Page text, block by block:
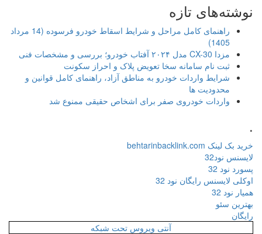
نوشته‌های تازه
راهنمای کامل مراحل و شرایط اسقاط خودرو فرسوده (14 مرداد
1405)
مزدا CX-30 مدل ۲۰۲۴ آفتاب خودرو؛ بررسی و مشخصات فنی
ثبت نام سامانه سخا تعویض پلاک و احراز سکونت
شرایط واردات خودرو به مناطق آزاد، راهنمای کامل قوانین و
محدودیت ها
واردات خودروی صفر برای اشخاص حقیقی ممنوع شد
خرید بک لینک behtarinbacklink.com
لایسنس نود32
پسورد نود 32
اوکلی لایسنس رایگان نود 32
همیار نود 32
بهترین سئو
رایگان
آنتی ویروس تحت شبکه